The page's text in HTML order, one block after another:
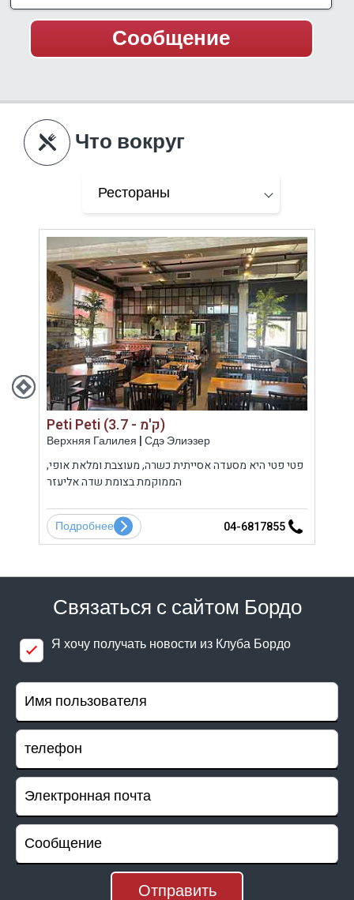
Что вокруг
Peti Peti (3.7 - ק'מ)
Верхняя Галилея | Сдэ Элиэзер
פטי פטי היא מסעדה אסייתית כשרה, מעוצבת ומלאת אופי,
הממוקמת בצומת שדה אליעזר
04-6817855
Подробнее
Связаться с сайтом Бордо
Я хочу получать новости из Клуба Бордо